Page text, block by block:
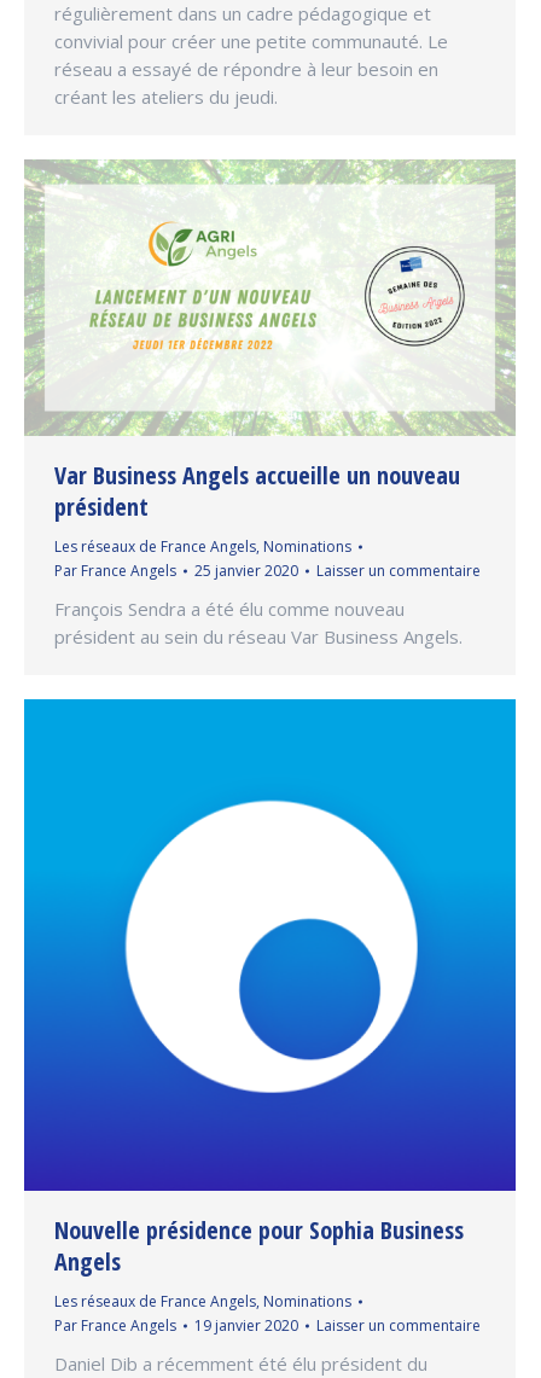
régulièrement dans un cadre pédagogique et
convivial pour créer une petite communauté. Le
réseau a essayé de répondre à leur besoin en
créant les ateliers du jeudi.
Var Business Angels accueille un nouveau
président
Les réseaux de France Angels, Nominations
Par France Angels 25 janvier 2020 Laisser un commentaire
François Sendra a été élu comme nouveau
président au sein du réseau Var Business Angels.
Nouvelle présidence pour Sophia Business
Angels
Les réseaux de France Angels, Nominations
Par France Angels 19 janvier 2020 Laisser un commentaire
Daniel Dib a récemment été élu président du